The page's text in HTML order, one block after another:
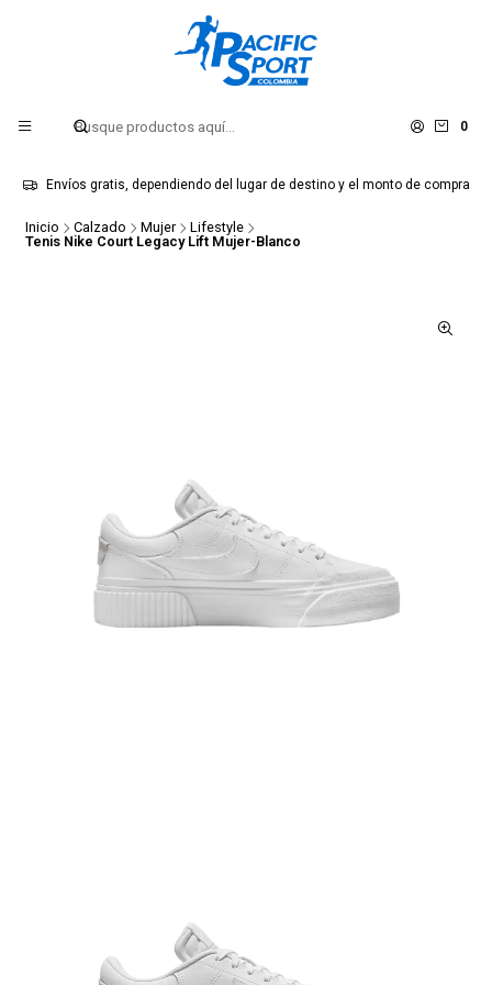
0
Envíos gratis, dependiendo del lugar de destino y el monto de compra
Inicio Calzado Mujer
Lifestyle
Tenis Nike Court Legacy Lift Mujer-Blanco